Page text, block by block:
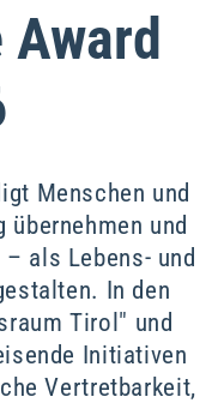
Menschen und
und
als Lebens- und
In den
Tirol" und
Initiativen
Vertretbarkeit,